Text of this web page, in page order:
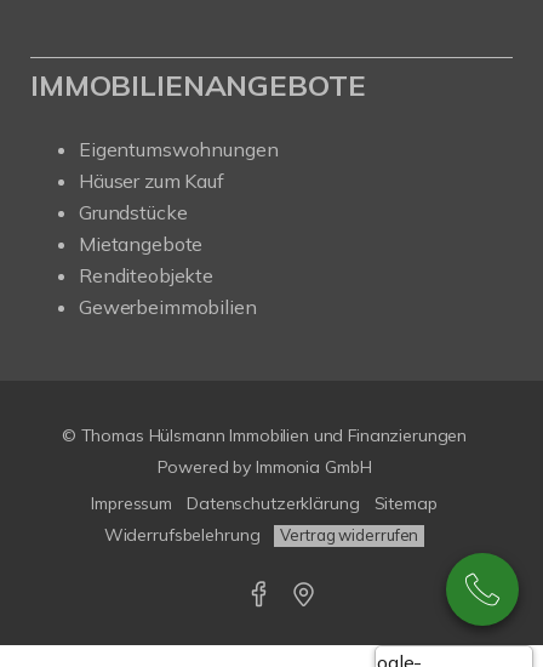
IMMOBILIENANGEBOTE
Eigentumswohnungen
Häuser zum Kauf
Grundstücke
Mietangebote
Renditeobjekte
Gewerbeimmobilien
© Thomas Hülsmann Immobilien und Finanzierungen
Powered by Immonia GmbH
Impressum
Datenschutzerklärung
Sitemap
Widerrufsbelehrung
Vertrag widerrufen
Google-